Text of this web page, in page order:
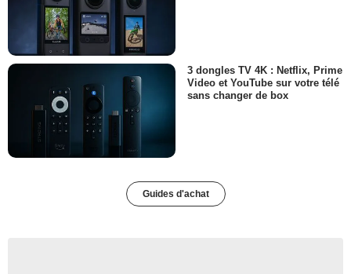
3 dongles TV 4K : Netflix, Prime
Video et YouTube sur votre télé
sans changer de box
Guides d'achat